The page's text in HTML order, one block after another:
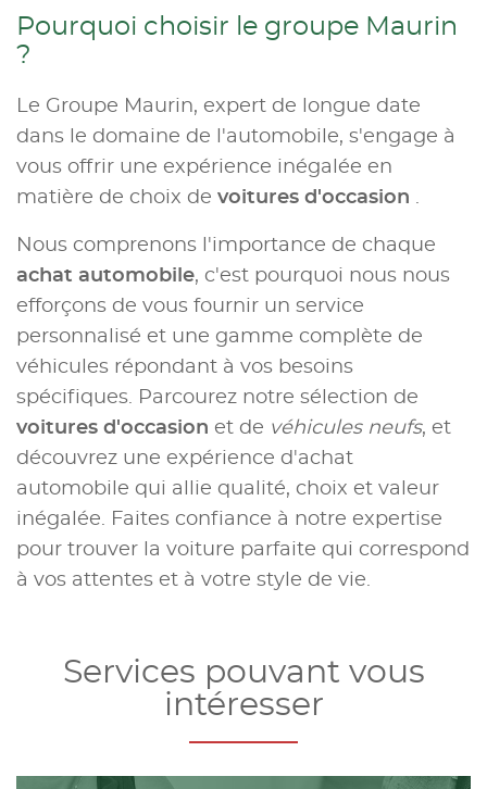
Pourquoi choisir le groupe Maurin
?
Le Groupe Maurin, expert de longue date
dans le domaine de l'automobile, s'engage à
vous offrir une expérience inégalée en
matière de choix de voitures d'occasion .
Nous comprenons l'importance de chaque
achat automobile, c'est pourquoi nous nous
efforçons de vous fournir un service
personnalisé et une gamme complète de
véhicules répondant à vos besoins
spécifiques. Parcourez notre sélection de
voitures d'occasion et de véhicules neufs, et
découvrez une expérience d'achat
automobile qui allie qualité, choix et valeur
inégalée. Faites confiance à notre expertise
pour trouver la voiture parfaite qui correspond
à vos attentes et à votre style de vie.
Services pouvant vous
intéresser